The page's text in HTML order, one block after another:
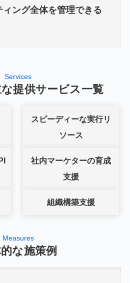
ング全体を管理できる
Services
提供サービス一覧
スピーディーな実行リ
ソース
社内マーケターの育成
支援
組織構築支援
Measures
な施策例